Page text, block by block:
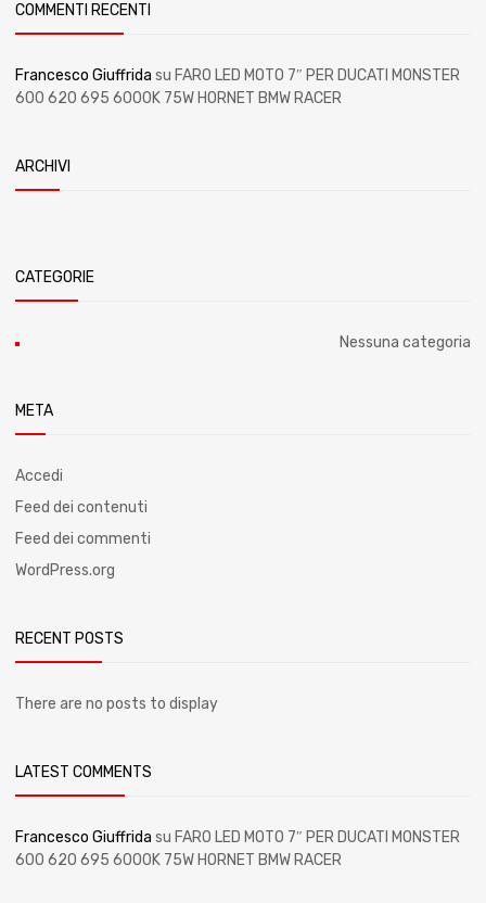
COMMENTI RECENTI
Francesco Giuffrida su FARO LED MOTO 7″ PER DUCATI MONSTER
600 620 695 6000K 75W HORNET BMW RACER
ARCHIVI
CATEGORIE
Nessuna categoria
META
Accedi
Feed dei contenuti
Feed dei commenti
WordPress.org
RECENT POSTS
There are no posts to display
LATEST COMMENTS
Francesco Giuffrida su FARO LED MOTO 7″ PER DUCATI MONSTER
600 620 695 6000K 75W HORNET BMW RACER